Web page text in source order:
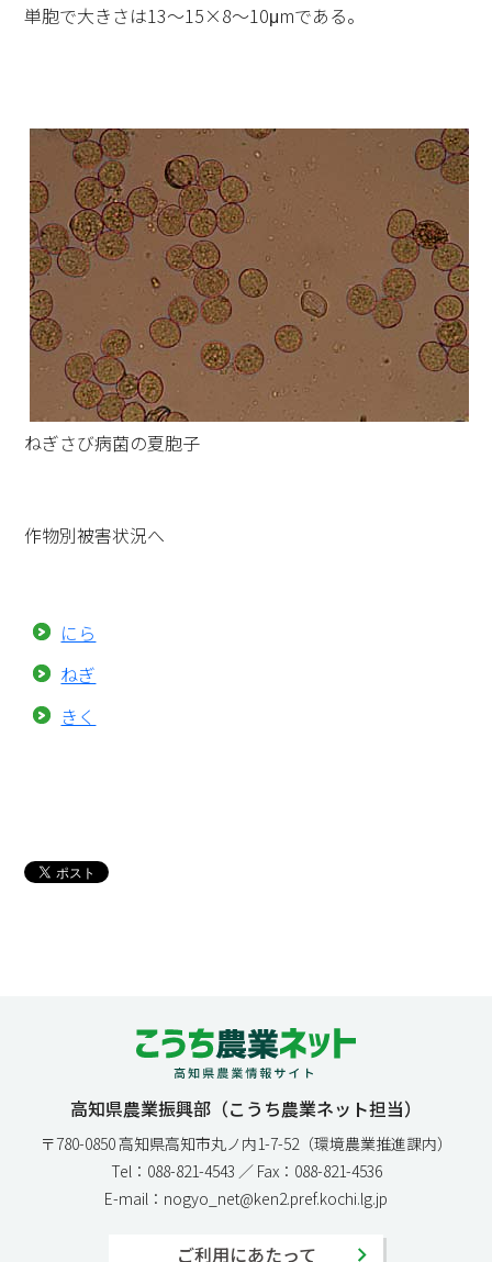
単胞で大きさは13～15×8～10μmである。
ねぎさび病菌の夏胞子
作物別被害状況へ
にら
ねぎ
きく
高知県農業振興部（こうち農業ネット担当）
〒780-0850 高知県高知市丸ノ内1-7-52（環境農業推進課内）
Tel：088-821-4543 ／ Fax：088-821-4536
E-mail：nogyo_net@ken2.pref.kochi.lg.jp
ご利用にあたって